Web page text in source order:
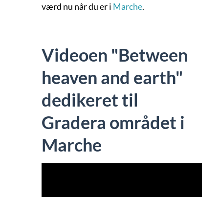
værd nu når du er i Marche.
Videoen "Between
heaven and earth"
dedikeret til
Gradera området i
Marche